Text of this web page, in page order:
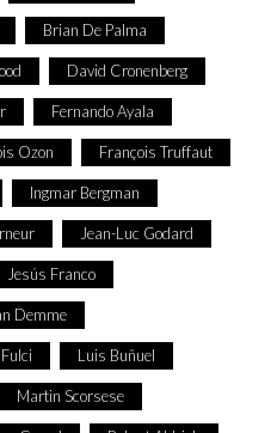
Brian De Palma
David Cronenberg
Fernando Ayala
Ozon François Truffaut
Ingmar Bergman
Jean-Luc Godard
Jesús Franco
Demme
Luis Buñuel
Martin Scorsese